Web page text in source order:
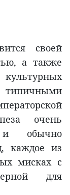
своей
а также
типичными
очень
и обычно
каждое из
мисках с
для